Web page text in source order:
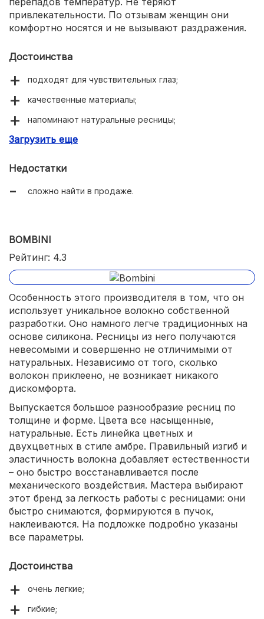
привлекательности. По отзывам женщин они
комфортно носятся и не вызывают раздражения.
Достоинства
подходят для чувствительных глаз;
качественные материалы;
напоминают натуральные ресницы;
водостойкие;
Загрузить еще
Недостатки
сложно найти в продаже.
BOMBINI
Рейтинг: 4.3
Особенность этого производителя в том, что он
использует уникальное волокно собственной
разработки. Оно намного легче традиционных на
основе силикона. Ресницы из него получаются
невесомыми и совершенно не отличимыми от
натуральных. Независимо от того, сколько
волокон приклеено, не возникает никакого
дискомфорта.
Выпускается большое разнообразие ресниц по
толщине и форме. Цвета все насыщенные,
натуральные. Есть линейка цветных и
двухцветных в стиле амбре. Правильный изгиб и
эластичность волокна добавляет естественности
– оно быстро восстанавливается после
механического воздействия. Мастера выбирают
этот бренд за легкость работы с ресницами: они
быстро снимаются, формируются в пучок,
наклеиваются. На подложке подробно указаны
все параметры.
Достоинства
очень легкие;
гибкие;